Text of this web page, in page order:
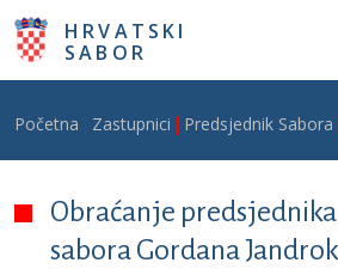
Skoči na glavni sadržaj
HRVATSKI
SABOR
Breadcrumb
Početna Zastupnici Predsjednik Sabora
Obraćanje
sabora Gordana